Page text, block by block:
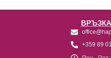
+359 89